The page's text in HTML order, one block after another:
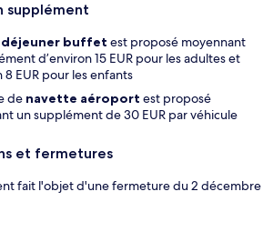
supplément
buffet est proposé moyennant
d’environ 15 EUR pour les adultes et
8 EUR pour les enfants
de navette aéroport est proposé
un supplément de 30 EUR par véhicule
et fermetures
fait l'objet d'une fermeture du 2 décembre